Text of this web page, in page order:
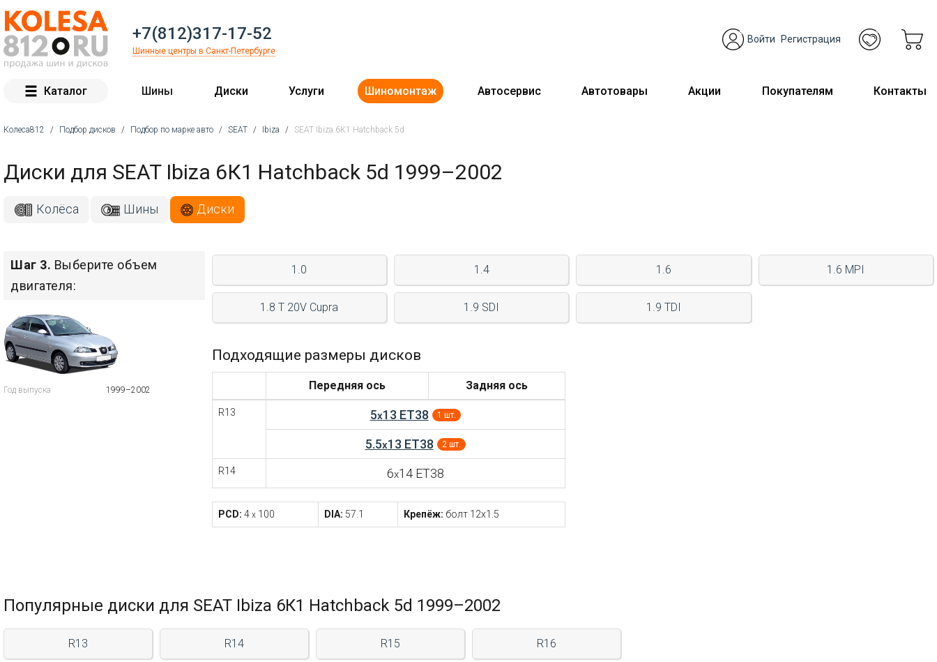
+7(812)317-17-52
Шинные центры в Санкт-Петербурге
Войти Регистрация
Каталог Шины Диски Услуги Шиномонтаж Автосервис Автотовары Акции Покупателям Контакты
Колеса812 / Подбор дисков / Подбор по марке авто / SEAT / Ibiza / SEAT Ibiza 6К1 Hatchback 5d
Диски для SEAT Ibiza 6К1 Hatchback 5d 1999–2002
Колёса Шины Диски
Шаг 3. Выберите объем
двигателя:
Год выпуска 1999–2002
1.0 1.4 1.6 1.6 MPI
1.8 T 20V Cupra 1.9 SDI 1.9 TDI
Подходящие размеры дисков
Передняя ось Задняя ось
R13 5x13 ET38 1 шт.
5.5x13 ET38 2 шт.
R14 6x14 ET38
PCD: 4 x100 DIA: 57.1 Крепёж: болт 12x1.5
Популярные диски для SEAT Ibiza 6К1 Hatchback 5d 1999–2002
R13 R14 R15 R16